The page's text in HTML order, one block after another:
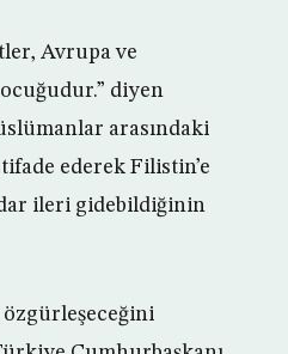
Avrupa ve
diyen
arasındaki
ederek Filistin’e
ileri gidebildiğinin
özgürleşeceğini